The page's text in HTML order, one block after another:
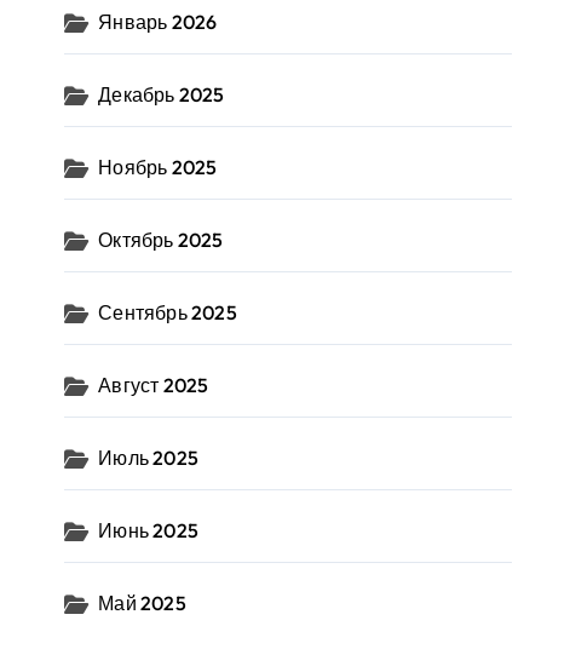
Январь 2026
Декабрь 2025
Ноябрь 2025
Октябрь 2025
Сентябрь 2025
Август 2025
Июль 2025
Июнь 2025
Май 2025